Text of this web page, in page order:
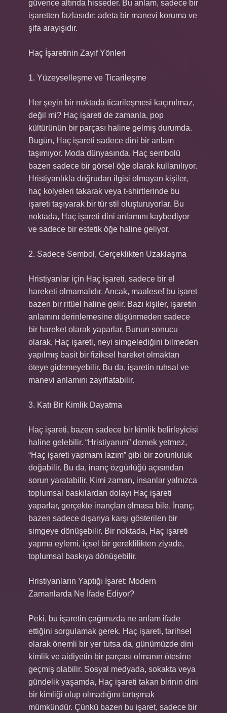
güvence altında hisseder. Bu anlam, sadece bir
işaretten fazlasıdır; adeta bir manevi koruma ve
şifa arayışıdır.
Haç İşaretinin Zayıf Yönleri
1. Yüzeyselleşme ve Ticarileşme
Her şeyin bir noktada ticarileşmesi kaçınılmaz,
değil mi? Haç işareti de zamanla, pop
kültürünün bir parçası haline gelmiş durumda.
Bugün, Haç işareti sadece dini bir anlam
taşımıyor. Moda dünyasında, Haç sembolü
bazen sadece bir görsel öğe olarak kullanılıyor.
Hristiyanlıkla doğrudan ilgisi olmayan kişiler,
haç kolyeleri takarak veya t-shirtlerinde bu
işareti taşıyarak bir tür stil oluşturuyorlar. Bu
noktada, Haç işareti dini anlamını kaybediyor
ve sadece bir estetik öğe haline geliyor.
2. Sadece Sembol, Gerçeklikten Uzaklaşma
Hristiyanlar için Haç işareti, sadece bir el
hareketi olmamalıdır. Ancak, maalesef bu işaret
bazen bir ritüel haline gelir. Bazı kişiler, işaretin
anlamını derinlemesine düşünmeden sadece
bir hareket olarak yaparlar. Bunun sonucu
olarak, Haç işareti, neyi simgelediğini bilmeden
yapılmış basit bir fiziksel hareket olmaktan
öteye gidemeyebilir. Bu da, işaretin ruhsal ve
manevi anlamını zayıflatabilir.
3. Katı Bir Kimlik Dayatma
Haç işareti, bazen sadece bir kimlik belirleyicisi
haline gelebilir. “Hristiyanım” demek yetmez,
“Haç işareti yapmam lazım” gibi bir zorunluluk
doğabilir. Bu da, inanç özgürlüğü açısından
sorun yaratabilir. Kimi zaman, insanlar yalnızca
toplumsal baskılardan dolayı Haç işareti
yaparlar, gerçekte inançları olmasa bile. İnanç,
bazen sadece dışarıya karşı gösterilen bir
simgeye dönüşebilir. Bir noktada, Haç işareti
yapma eylemi, içsel bir gereklilikten ziyade,
toplumsal baskıya dönüşebilir.
Hristiyanların Yaptığı İşaret: Modern
Zamanlarda Ne İfade Ediyor?
Peki, bu işaretin çağımızda ne anlam ifade
ettiğini sorgulamak gerek. Haç işareti, tarihsel
olarak önemli bir yer tutsa da, günümüzde dini
kimlik ve aidiyetin bir parçası olmanın ötesine
geçmiş olabilir. Sosyal medyada, sokakta veya
gündelik yaşamda, Haç işareti takan birinin dini
bir kimliği olup olmadığını tartışmak
mümkündür. Çünkü bazen bu işaret, sadece bir